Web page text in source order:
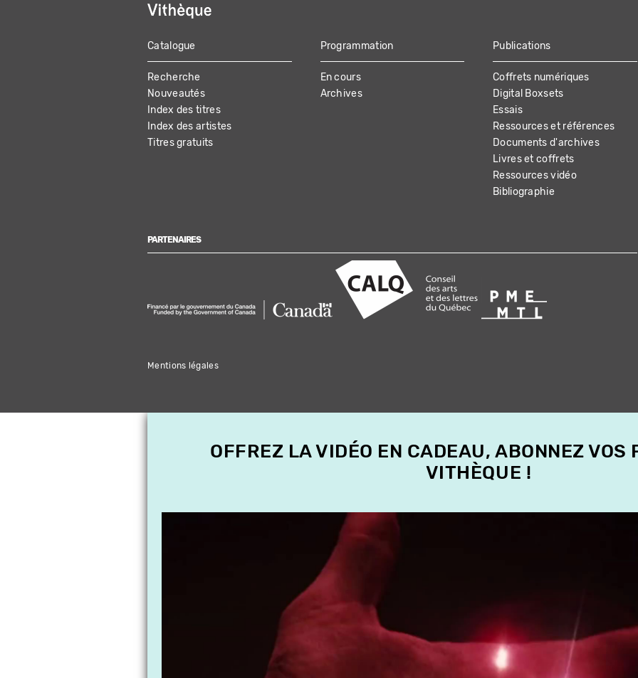
MAIN
NAVIGATION
Catalogue
Recherche
Nouveautés
Index des titres
Index des artistes
Titres gratuits
Programmation
En cours
Archives
Publications
Coffrets numériques
Digital Boxsets
Essais
Ressources et références
Documents d'archives
Livres et coffrets
Ressources vidéo
Bibliographie
PARTENAIRES
Mentions légales
OFFREZ LA VIDÉO EN CADEAU, ABONNEZ VOS
VITHÈQUE !